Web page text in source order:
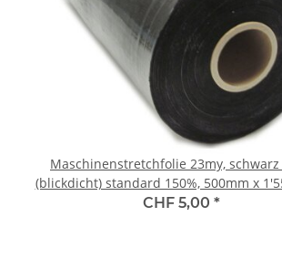
Maschinenstretchfolie 23my, schwarz
(blickdicht) standard 150%, 500mm x
kg/Rolle
CHF 5,00 *